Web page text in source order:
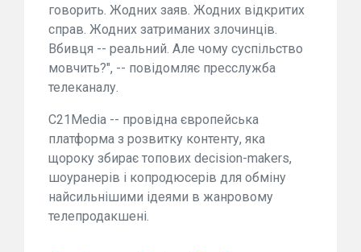
говорить. Жодних заяв. Жодних відкритих
справ. Жодних затриманих злочинців.
Вбивця -- реальний. Але чому суспільство
мовчить?", -- повідомляє пресслужба
телеканалу.
C21Media -- провідна європейська
платформа з розвитку контенту, яка
щороку збирає топових decision-makers,
шоуранерів і копродюсерів для обміну
найсильнішими ідеями в жанровому
телепродакшені.